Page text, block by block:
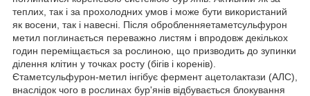
теплих, так і за прохолодних умов і може бути використаний
як восени, так і навесні. Після обробленняетаметсульфурон
метил поглинається переважно листям і впродовж декількох
годин переміщається за рослиною, що призводить до зупинки
ділення клітин у точках росту (бігів і коренів).
Єтаметсульфурон-метил інгібує фермент ацетолактази (АЛС),
внаслідок чого в рослинах бур'янів відбувається блокування